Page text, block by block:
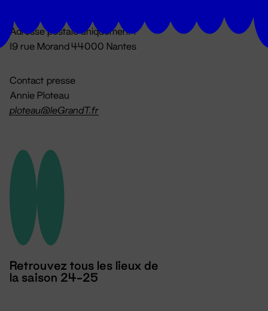
Adresse postale uniquement :
19 rue Morand 44000 Nantes
Contact presse
Annie Ploteau
ploteau@leGrandT.fr
Retrouvez tous les lieux de
la saison 24-25